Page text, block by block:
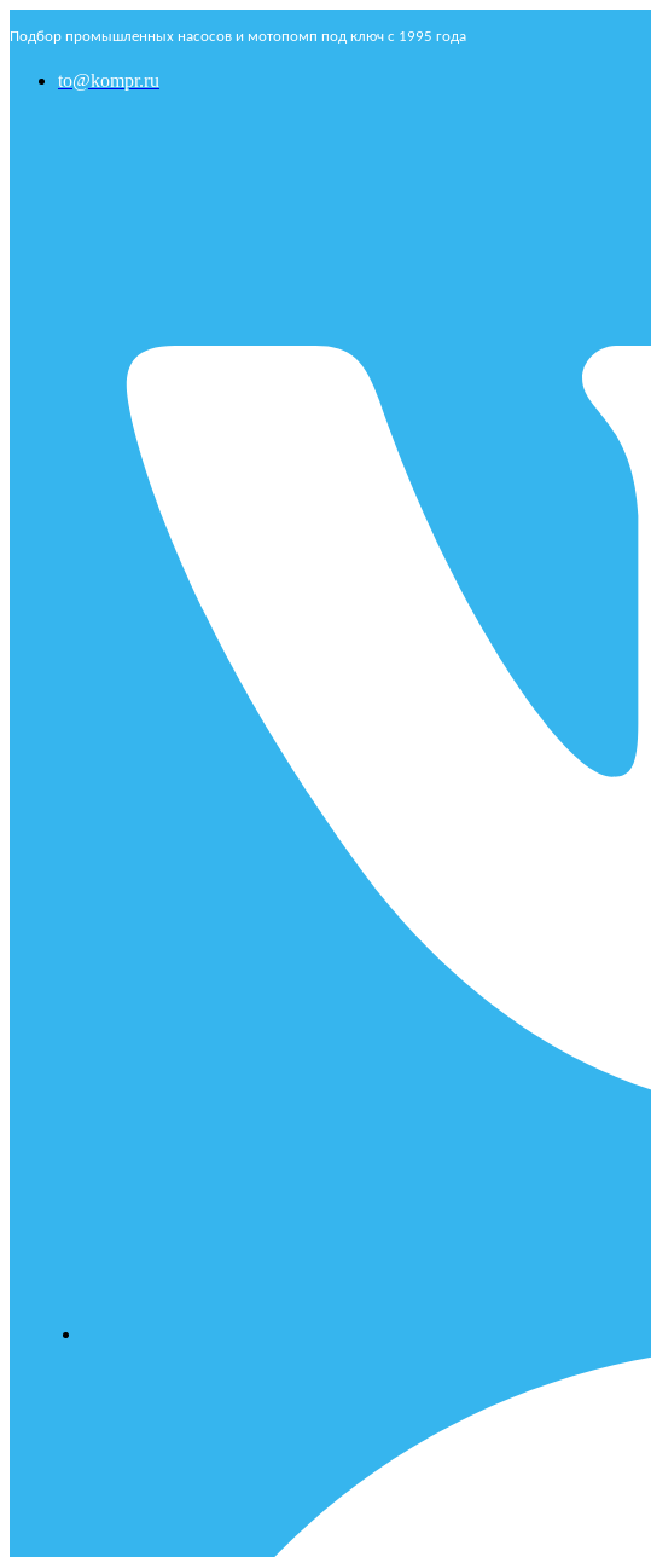
Подбор промышленных насосов и мотопомп под ключ с 1995 года
to@kompr.ru